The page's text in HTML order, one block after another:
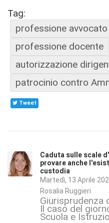
Tag:
professione avvocato
professione docente
autorizzazione
patrocinio contro
Tweet
Caduta sulle scale
provare anche
custodia
Martedì, 13 Aprile
Rosalia Ruggieri
Giurisprudenza
Il caso del
Scuola e